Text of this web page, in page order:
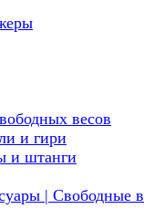
весов
и гири
и штанги
| Свободные